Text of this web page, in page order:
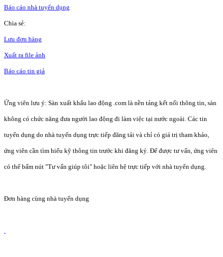
Báo cáo nhà tuyển dụng
Chia sẻ:
Lưu đơn hàng
Xuất ra file ảnh
Báo cáo tin giả
Ứng viên lưu ý: Sàn xuất khẩu lao động .com là nền tảng kết nối thông tin, sàn
không có chức năng đưa người lao động đi làm việc tại nước ngoài. Các tin
tuyển dụng do nhà tuyển dụng trực tiếp đăng tải và chỉ có giá trị tham khảo,
ứng viên cần tìm hiểu kỹ thông tin trước khi đăng ký. Để được tư vấn, ứng viên
có thể bấm nút "Tư vấn giúp tôi" hoặc liên hệ trực tiếp với nhà tuyển dụng.
Đơn hàng cùng nhà tuyển dụng